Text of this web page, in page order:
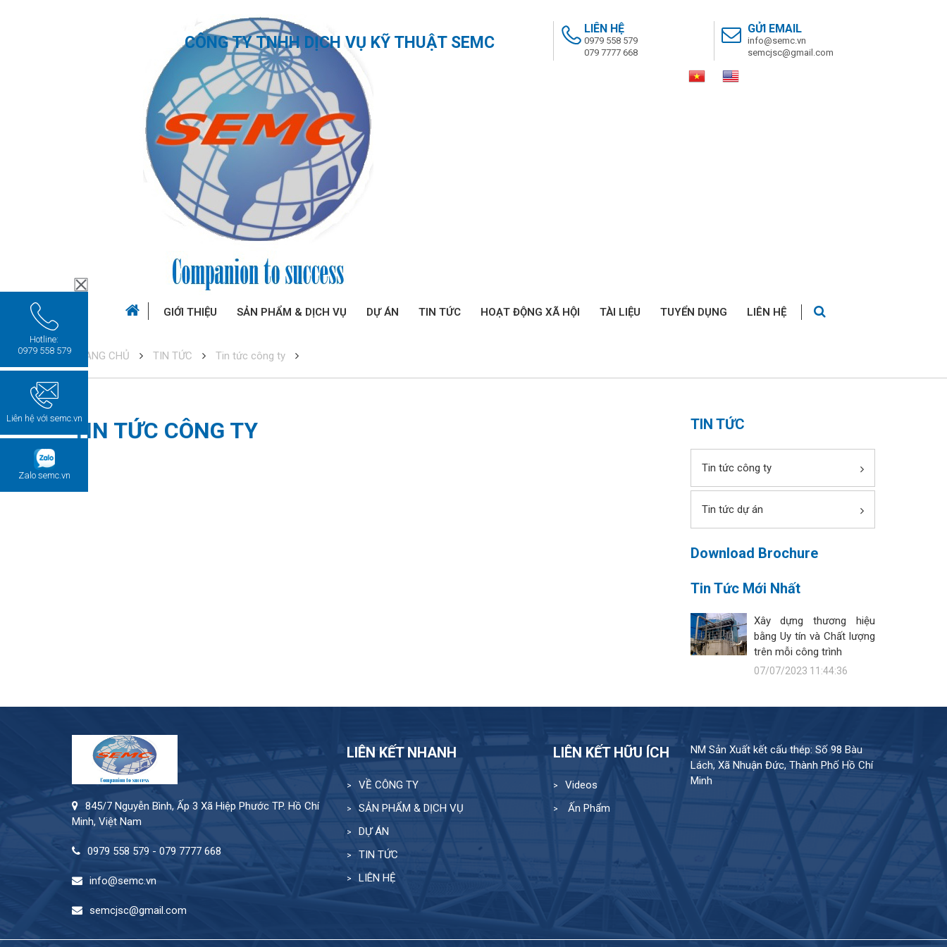
CÔNG TY TNHH DỊCH VỤ KỸ THUẬT SEMC
LIÊN HỆ
0979 558 579
079 7777 668
GỬI EMAIL
info@semc.vn
semcjsc@gmail.com
GIỚI THIỆU SẢN PHẨM & DỊCH VỤ DỰ ÁN TIN TỨC HOẠT ĐỘNG XÃ HỘI TÀI LIỆU TUYỂN DỤNG LIÊN HỆ
TRANG CHỦ TIN TỨC Tin tức công ty
TIN TỨC CÔNG TY TIN TỨC
Tin tức công ty
Tin tức dự án
Download Brochure
Tin Tức Mới Nhất
Xây dựng thương hiệu
bằng Uy tín và Chất lượng
trên mỗi công trình
07/07/2023 11:44:36
845/7 Nguyễn Bình, Ấp 3 Xã Hiệp Phước TP. Hồ Chí
Minh, Việt Nam
0979 558 579 - 079 7777 668
info@semc.vn
semcjsc@gmail.com
LIÊN KẾT NHANH
VỀ CÔNG TY
SẢN PHẨM & DỊCH VỤ
DỰ ÁN
TIN TỨC
LIÊN HỆ
LIÊN KẾT HỮU ÍCH
Videos
Ấn Phẩm
NM Sản Xuất kết cấu thép: Số 98 Bàu
Lách, Xã Nhuận Đức, Thành Phố Hồ Chí
Minh
Hotline:
0979 558 579
Liên hệ với semc.vn
Zalo semc.vn